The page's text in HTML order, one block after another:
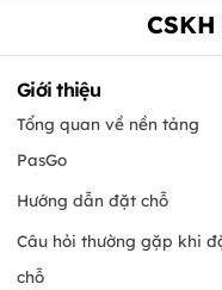
CSKH
Giới thiệu
Tổng quan về nền tảng
PasGo
Hướng dẫn đặt chỗ
Câu hỏi thường gặp khi
chỗ